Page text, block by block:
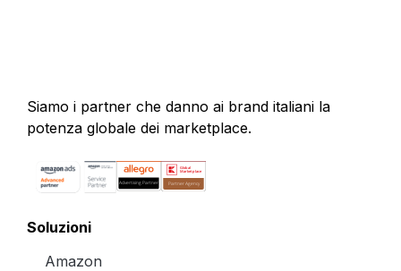
Siamo i partner che danno ai brand italiani la
potenza globale dei marketplace.
Soluzioni
Amazon